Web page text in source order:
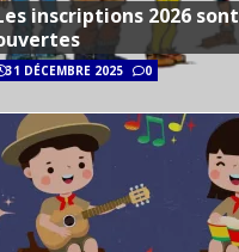
inscriptions 2026 sont
31 DÉCEMBRE 2025 0